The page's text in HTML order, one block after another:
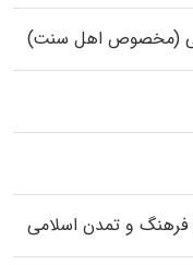
(مخصوص اهل سنت)
فرهنگ و تمدن اسلامی